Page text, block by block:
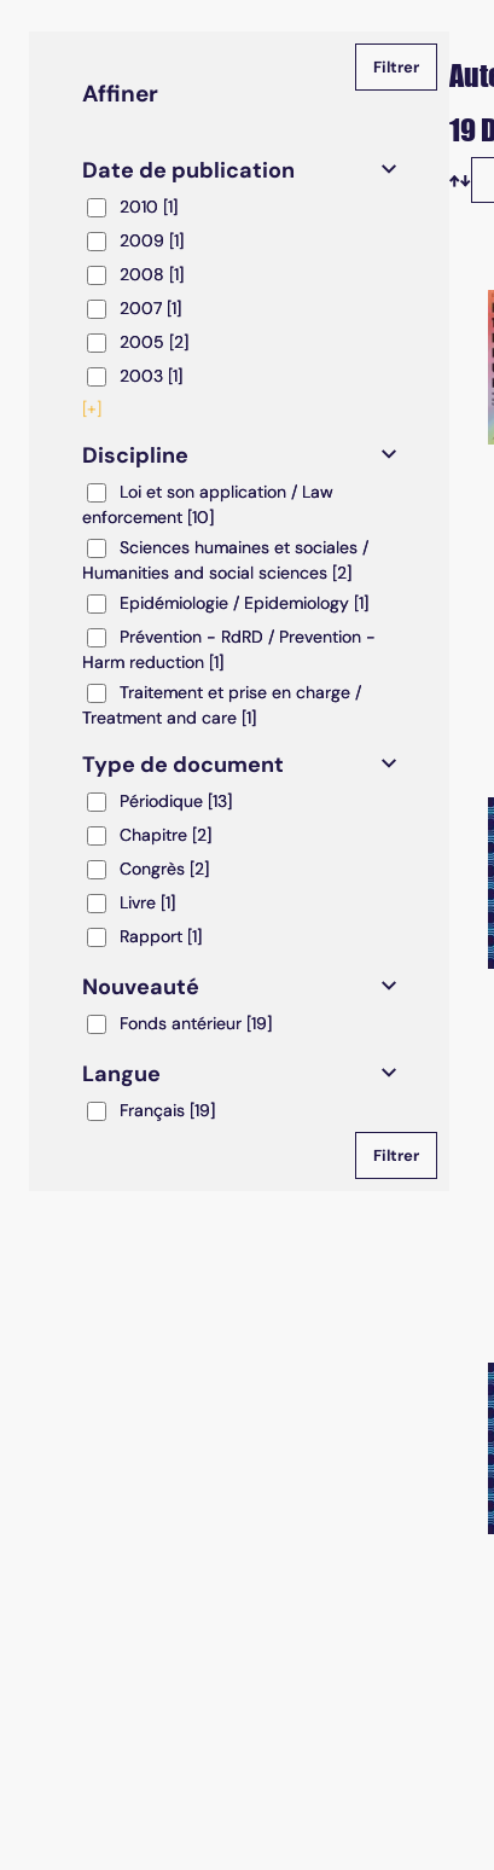
Affiner
Date de publication
20102010 [1]
20092009 [1]
20082008 [1]
20072007 [1]
20052005 [2]
20032003 [1]
[+]
Discipline
Loi et son application / Law enforcement
Loi et son application / Law
enforcement [10]
Sciences humaines et sociales / Humanities
Sciences humaines et sociales /
Humanities and social sciences [2]
Epidémiologie / Epidemiology
Epidémiologie / Epidemiology [1]
Prévention - RdRD / Prevention - Harm
Prévention - RdRD / Prevention -
Harm reduction [1]
Traitement et prise en charge / Treatment and
Traitement et prise en charge /
Treatment and care [1]
Type de document
Périodique
Périodique [13]
Chapitre
Chapitre [2]
CongrèsCongrès [2]
LivreLivre [1]
RapportRapport [1]
Nouveauté
Fonds antérieur
Fonds antérieur [19]
Langue
Français
Français [19]
19